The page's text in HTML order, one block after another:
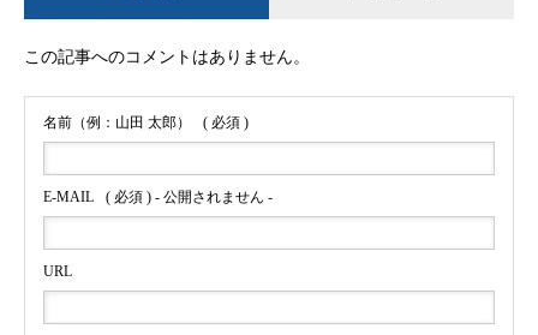
この記事へのコメントはありません。
名前（例：山田 太郎） ( 必須 )
E-MAIL ( 必須 ) - 公開されません -
URL